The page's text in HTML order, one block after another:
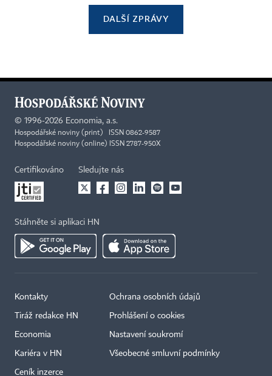
DALŠÍ ZPRÁVY
© 1996-2026 Economia, a.s.
Hospodářské noviny (print) ISSN 0862-9587
Hospodářské noviny (online) ISSN 2787-950X
Certifikováno Sledujte nás
Stáhněte si aplikaci HN
Kontakty
Tiráž redakce HN
Economia
Kariéra v HN
Ceník inzerce
Ochrana osobních údajů
Prohlášení o cookies
Nastavení soukromí
Všeobecné smluvní podmínky